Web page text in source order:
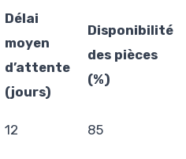
Délai
moyen
d’attente
(jours)
Disponibilité
des pièces
(%)
12 85